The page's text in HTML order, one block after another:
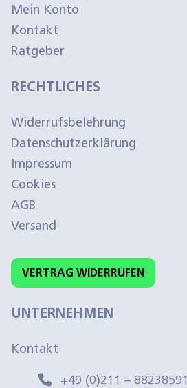
Mein Konto
Kontakt
Ratgeber
RECHTLICHES
Widerrufsbelehrung
Datenschutzerklärung
Impressum
Cookies
AGB
Versand
VERTRAG WIDERRUFEN
UNTERNEHMEN
Kontakt
+49 (0)211 – 88238591